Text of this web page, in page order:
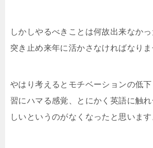
しかしやるべきことは何故出来なか
突き止め来年に活かさなければなりま
やはり考えるとモチベーションの低
習にハマる感覚、とにかく英語に触
しいというのがなくなったと思います